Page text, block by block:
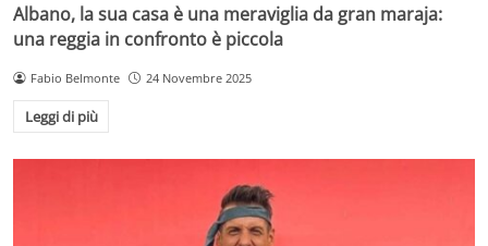
Albano, la sua casa è una meraviglia da gran maraja:
una reggia in confronto è piccola
Fabio Belmonte 24 Novembre 2025
Leggi di più